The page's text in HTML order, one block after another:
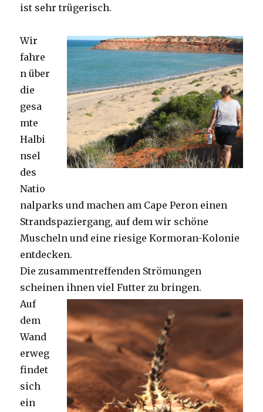
ist sehr trügerisch.
Wir
fahre
n über
die
gesa
mte
Halbi
nsel
des
Natio
nalparks und machen am Cape Peron einen
Strandspaziergang, auf dem wir schöne
Muscheln und eine riesige Kormoran-Kolonie
entdecken.
Die zusammentreffenden Strömungen
scheinen ihnen viel Futter zu bringen.
Auf
dem
Wand
erweg
findet
sich
ein